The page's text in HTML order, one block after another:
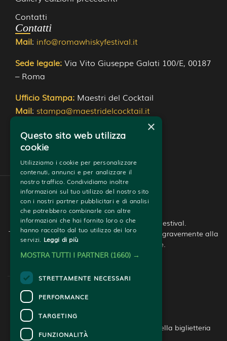
Contatti
Contatti
Mail: info@romawhiskyfestival.it
Sede legale: Via Vito Giuseppe Galati 100/E, 00187
– Roma
Ufficio Stampa: Maestri del Cocktail
Mail: stampa@maestridelcocktail.it
Trasparenza e Pubblicità
© Copyright - 2026 - Roma Whisky Festival.
Tutti i diritti riservati. L’abuso di alcool nuoce gravemente alla
salute. Bere con moderazione.
Per informazioni e supporto all'acquisto della biglietteria
×
Questo sito web utilizza
cookie
Utilizziamo i cookie per personalizzare
contenuti, annunci e per analizzare il
nostro traffico. Condividiamo inoltre
informazioni sul tuo utilizzo del nostro sito
con i nostri partner pubblicitari e di analisi
che potrebbero combinarle con altre
informazioni che hai fornito loro o che
hanno raccolto dal tuo utilizzo dei loro
servizi. Leggi di più
MOSTRA TUTTI I PARTNER (1660) →
STRETTAMENTE NECESSARI
PERFORMANCE
TARGETING
FUNZIONALITÀ